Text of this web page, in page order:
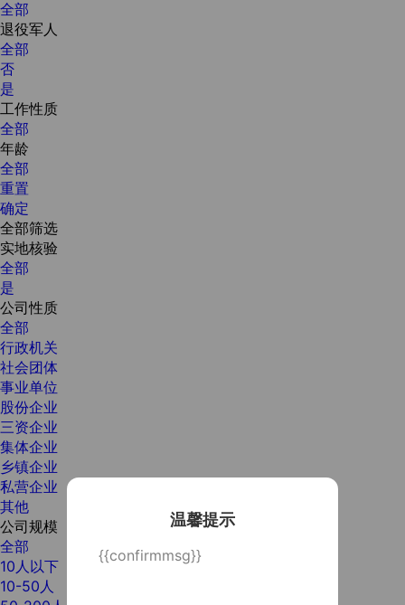
温馨提示
{{confirmmsg}}
全部
退役军人
全部
否
是
工作性质
全部
年龄
全部
重置
确定
全部筛选
实地核验
全部
是
公司性质
全部
行政机关
社会团体
事业单位
股份企业
三资企业
集体企业
乡镇企业
私营企业
其他
公司规模
全部
10人以下
10-50人